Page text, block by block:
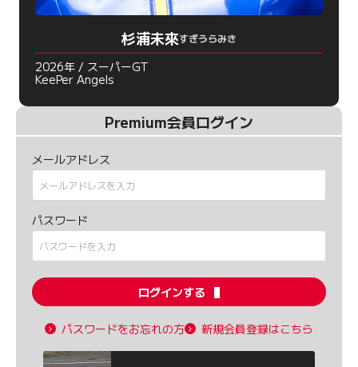
杉浦未來すぎうらみき
2026年 / スーパーGT
KeePer Angels
Premium会員ログイン
メールアドレス
パスワード
ログインする
パスワードをお忘れの方 新規会員登録はこちら